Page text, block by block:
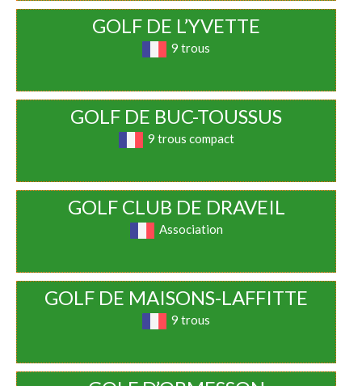
GOLF DE L’YVETTE
9 trous
GOLF DE BUC-TOUSSUS
9 trous compact
GOLF CLUB DE DRAVEIL
Association
GOLF DE MAISONS-LAFFITTE
9 trous